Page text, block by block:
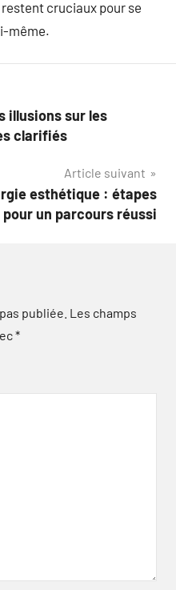
cruciaux pour se
même.
illusions sur les
clarifiés
Article suivant
esthétique : étapes
un parcours réussi
publiée. Les champs
*